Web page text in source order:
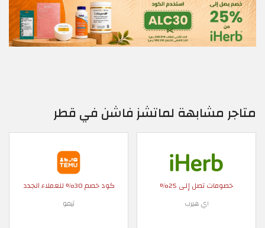
متاجر مشابهة لماتشز فاشن في قطر
خصومات تصل إلى 25%
اي هيرب
كود خصم 30% للعملاء الجدد
تيمو